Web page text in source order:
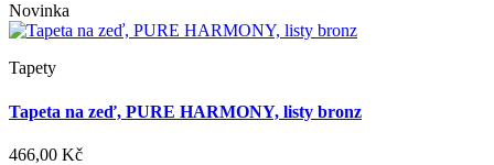
Novinka
Tapety
Tapeta na zeď, PURE HARMONY, listy bronz
466,00 Kč